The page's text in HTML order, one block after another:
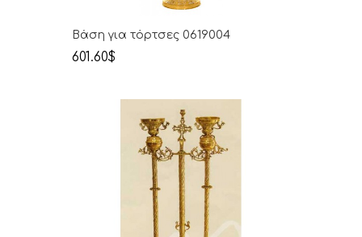
Βάση για τόρτσες 0619004
601.60$